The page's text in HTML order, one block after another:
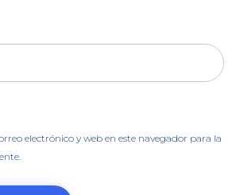
electrónico y web en este navegador para la